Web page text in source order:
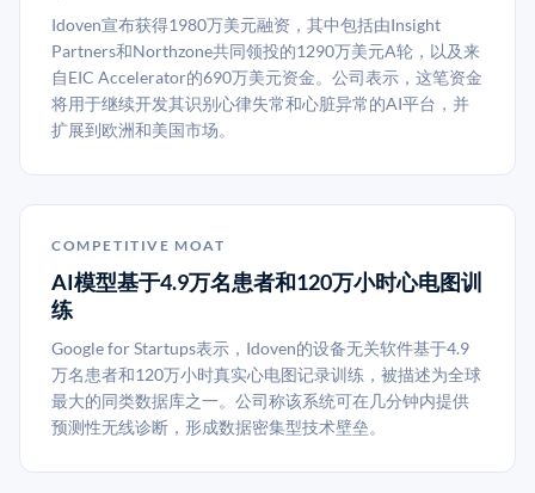
Idoven宣布获得1980万美元融资，其中包括由Insight
Partners和Northzone共同领投的1290万美元A轮，以及来
自EIC Accelerator的690万美元资金。公司表示，这笔资金
将用于继续开发其识别心律失常和心脏异常的AI平台，并
扩展到欧洲和美国市场。
COMPETITIVE MOAT
AI模型基于4.9万名患者和120万小时心电图训
练
Google for Startups表示，Idoven的设备无关软件基于4.9
万名患者和120万小时真实心电图记录训练，被描述为全球
最大的同类数据库之一。公司称该系统可在几分钟内提供
预测性无线诊断，形成数据密集型技术壁垒。